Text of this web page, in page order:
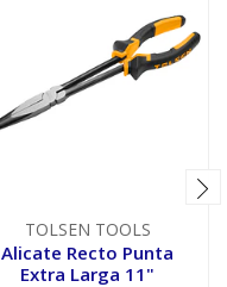
TOLSEN TOOLS
Alicate Recto Punta
Extra Larga 11"